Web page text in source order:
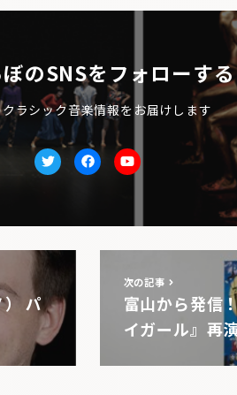
のSNSをフォローする
ラシック音楽情報をお届けします
TwitterfacebookYoutube
パ
次の記事
富山から発信
イガール』再